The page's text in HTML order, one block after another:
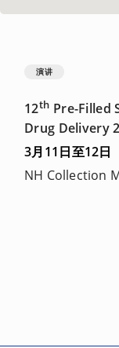
演讲
12th Pre-Filled
Drug Delivery
3月11日至12日
NH Collection